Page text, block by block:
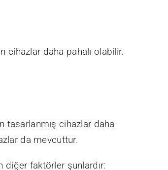
cihazlar daha pahalı olabilir.
tasarlanmış cihazlar daha
da mevcuttur.
diğer faktörler şunlardır: